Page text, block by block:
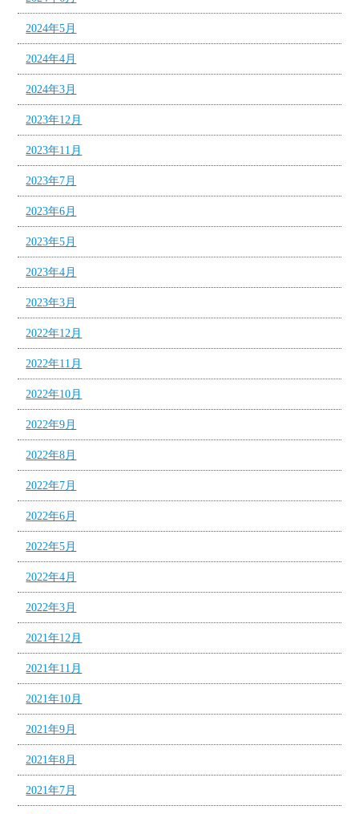
2024年5月
2024年4月
2024年3月
2023年12月
2023年11月
2023年7月
2023年6月
2023年5月
2023年4月
2023年3月
2022年12月
2022年11月
2022年10月
2022年9月
2022年8月
2022年7月
2022年6月
2022年5月
2022年4月
2022年3月
2021年12月
2021年11月
2021年10月
2021年9月
2021年8月
2021年7月